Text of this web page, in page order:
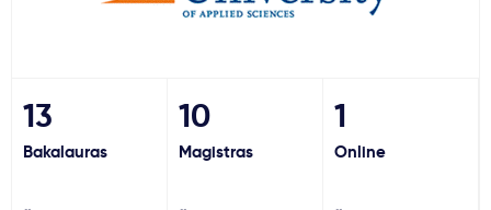
Paslaugos
13
Bakalauras
10
Magistras
1
Online